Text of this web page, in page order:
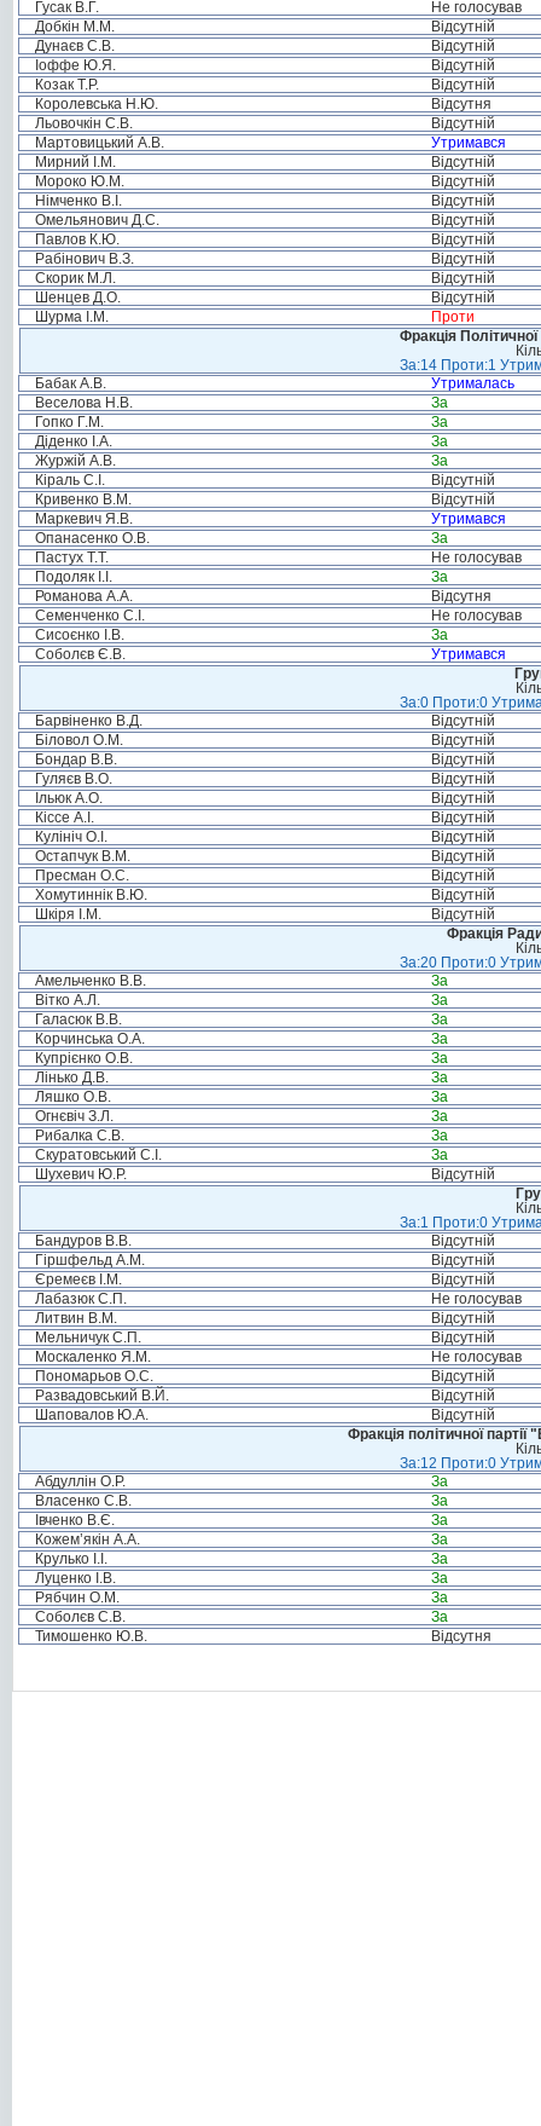
Гусак В.Г.
Не голосував
Добкін М.М.
Відсутній
Дунаєв С.В.
Відсутній
Іоффе Ю.Я.
Відсутній
Козак Т.Р.
Відсутній
Королевська Н.Ю.
Відсутня
Льовочкін С.В.
Відсутній
Мартовицький А.В.
Утримався
Мирний І.М.
Відсутній
Мороко Ю.М.
Відсутній
Німченко В.І.
Відсутній
Омельянович Д.С.
Відсутній
Павлов К.Ю.
Відсутній
Рабінович В.З.
Відсутній
Скорик М.Л.
Відсутній
Шенцев Д.О.
Відсутній
Шурма І.М.
Проти
Фракція
За:14 Проти:1
Бабак А.В.
Утрималась
Веселова Н.В.
За
Гопко Г.М.
За
Діденко І.А.
За
Журжій А.В.
За
Кіраль С.І.
Відсутній
Кривенко В.М.
Відсутній
Маркевич Я.В.
Утримався
Опанасенко О.В.
За
Пастух Т.Т.
Не голосував
Подоляк І.І.
За
Романова А.А.
Відсутня
Семенченко С.І.
Не голосував
Сисоєнко І.В.
За
Соболєв Є.В.
Утримався
За:0 Проти:0
Барвіненко В.Д.
Відсутній
Біловол О.М.
Відсутній
Бондар В.В.
Відсутній
Гуляєв В.О.
Відсутній
Ільюк А.О.
Відсутній
Кіссе А.І.
Відсутній
Кулініч О.І.
Відсутній
Остапчук В.М.
Відсутній
Пресман О.С.
Відсутній
Хомутиннік В.Ю.
Відсутній
Шкіря І.М.
Відсутній
Фракція
За:20 Проти:0
Амельченко В.В.
За
Вітко А.Л.
За
Галасюк В.В.
За
Корчинська О.А.
За
Купрієнко О.В.
За
Лінько Д.В.
За
Ляшко О.В.
За
Огнєвіч З.Л.
За
Рибалка С.В.
За
Скуратовський С.І.
За
Шухевич Ю.Р.
Відсутній
За:1 Проти:0
Бандуров В.В.
Відсутній
Гіршфельд А.М.
Відсутній
Єремеєв І.М.
Відсутній
Лабазюк С.П.
Не голосував
Литвин В.М.
Відсутній
Мельничук С.П.
Відсутній
Москаленко Я.М.
Не голосував
Пономарьов О.С.
Відсутній
Развадовський В.Й.
Відсутній
Шаповалов Ю.А.
Відсутній
Фракція політичної
За:12 Проти:0
Абдуллін О.Р.
За
Власенко С.В.
За
Івченко В.Є.
За
Кожем’якін А.А.
За
Крулько І.І.
За
Луценко І.В.
За
Рябчин О.М.
За
Соболєв С.В.
За
Тимошенко Ю.В.
Відсутня